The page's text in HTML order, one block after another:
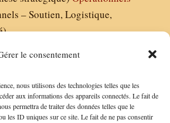
le consentement
nous utilisons des technologies telles que les
aux informations des appareils connectés. Le fait de
permettra de traiter des données telles que le
les ID uniques sur ce site. Le fait de ne pas consentir
– Soutien, Logistique,
Boudon, 75016, Paris